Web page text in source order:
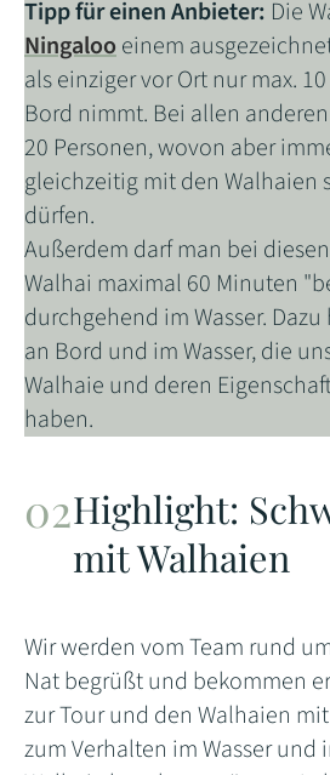
Tipp für einen Anbieter: Die
Ningalooeinem
als einziger vor Ort nur max.
Bord nimmt. Bei allen
20 Personen, wovon aber
gleichzeitig mit den Walhaien
dürfen.
Außerdem darf man bei
Walhai maximal 60 Minuten
durchgehend im Wasser.
an Bord und im Wasser, die
Walhaie und deren
haben.
Highlight:
mit Walhaien
Wir werden vom Team rund
Nat begrüßt und bekommen
zur Tour und den Walhaien
zum Verhalten im Wasser und